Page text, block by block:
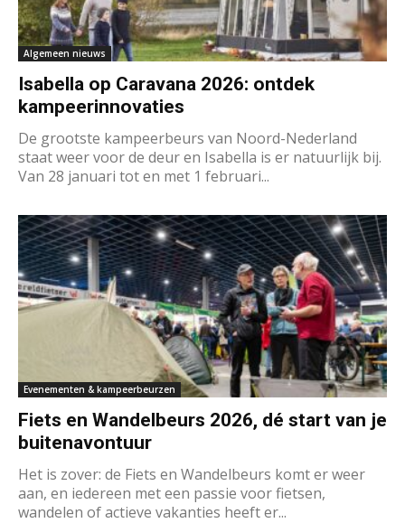
Algemeen nieuws
Isabella op Caravana 2026: ontdek
kampeerinnovaties
De grootste kampeerbeurs van Noord-Nederland
staat weer voor de deur en Isabella is er natuurlijk bij.
Van 28 januari tot en met 1 februari...
Evenementen & kampeerbeurzen
Fiets en Wandelbeurs 2026, dé start van je
buitenavontuur
Het is zover: de Fiets en Wandelbeurs komt er weer
aan, en iedereen met een passie voor fietsen,
wandelen of actieve vakanties heeft er...